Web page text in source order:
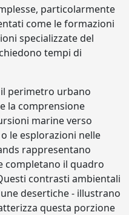
particolarmente
come le formazioni
specializzate del
tempi di
perimetro urbano
la comprensione
marine verso
le esplorazioni nelle
rappresentano
completano il quadro
contrasti ambientali
desertiche - illustrano
questa porzione